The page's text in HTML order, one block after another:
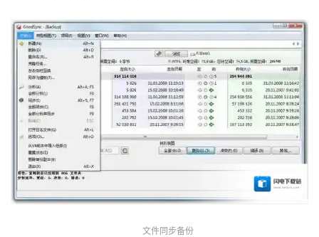
文件同步备份